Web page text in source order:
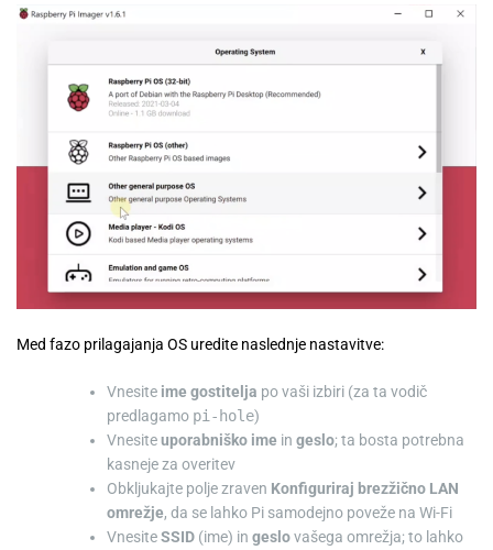
Med fazo prilagajanja OS uredite naslednje nastavitve:
Vnesite ime gostitelja po vaši izbiri (za ta vodič
predlagamo pi-hole)
Vnesiteuporabniško ime in geslo; ta bosta potrebna
kasneje za overitev
Obkljukajte polje zraven Konfiguriraj brezžično LAN
omrežje, da se lahko Pi samodejno poveže na Wi-Fi
VnesiteSSID (ime) in geslovašega omrežja; to lahko